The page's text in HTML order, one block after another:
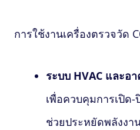
การใช้งานเครื่องตรวจวัด
ระบบ HVAC และอ
เพื่อควบคุมการเปิด
ช่วยประหยัดพลังง